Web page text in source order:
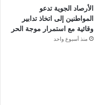
الأرصاد الجوية تدعو
المواطنين إلى اتخاذ تدابير
وقائية مع استمرار موجة الحر
منذ أسبوع واحد